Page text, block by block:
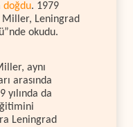
doğdu. 1979
Miller, Leningrad
okudu.
aynı
arasında
yılında da
Leningrad